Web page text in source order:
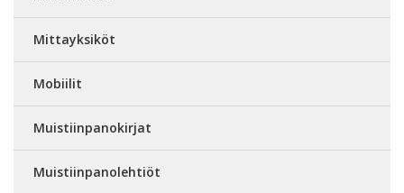
Mittayksiköt
Mobiilit
Muistiinpanokirjat
Muistiinpanolehtiöt